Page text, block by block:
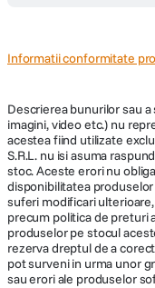
Informatii conformitate
Descrierea bunurilor sau
imagini, video etc.) nu
acestea fiind utilizate
S.R.L. nu isi asuma
stoc. Aceste erori nu
disponibilitatea
suferi modificari
precum politica de preturi
produselor pe stocul
rezerva dreptul de a
pot surveni in urma unor
sau erori ale produselor